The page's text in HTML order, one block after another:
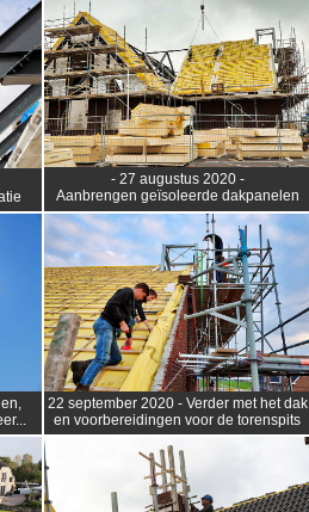
- 27 augustus 2020 -
Aanbrengen geïsoleerde dakpanelen
22 september 2020 - Verder met het dak
en voorbereidingen voor de torenspits